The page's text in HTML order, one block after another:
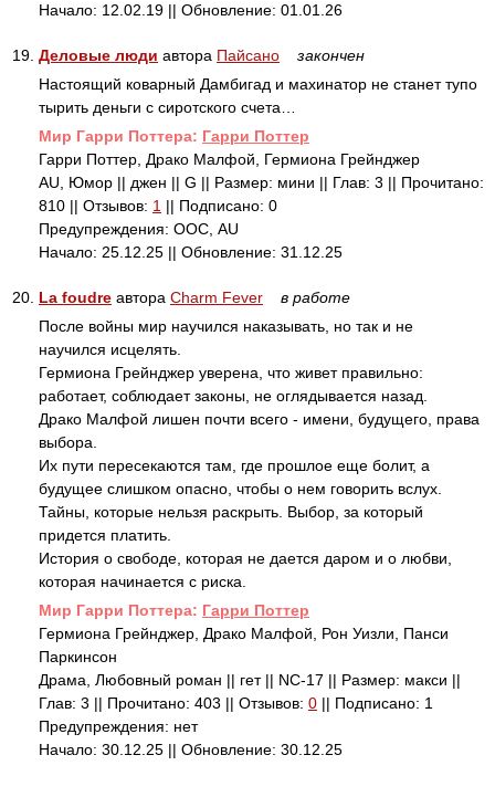
Начало: 12.02.19 || Обновление: 01.01.26
19. Деловые люди автора Пайсано
закончен
Настоящий коварный Дамбигад и махинатор не станет тупо
тырить деньги с сиротского счета…
Mир Гарри Поттера: Гарри Поттер
Гарри Поттер, Драко Малфой, Гермиона Грейнджер
AU, Юмор || джен || G || Размер: мини || Глав: 3 || Прочитано:
810 || Отзывов: 1 || Подписано: 0
Предупреждения: ООС, AU
Начало: 25.12.25 || Обновление: 31.12.25
20. La foudre автора Charm Fever
в работе
После войны мир научился наказывать, но так и не
научился исцелять.
Гермиона Грейнджер уверена, что живет правильно:
работает, соблюдает законы, не оглядывается назад.
Драко Малфой лишен почти всего - имени, будущего, права
выбора.
Их пути пересекаются там, где прошлое еще болит, а
будущее слишком опасно, чтобы о нем говорить вслух.
Тайны, которые нельзя раскрыть. Выбор, за который
придется платить.
История о свободе, которая не дается даром и о любви,
которая начинается с риска.
Mир Гарри Поттера: Гарри Поттер
Гермиона Грейнджер, Драко Малфой, Рон Уизли, Панси
Паркинсон
Драма, Любовный роман || гет || NC-17 || Размер: макси ||
Глав: 3 || Прочитано: 403 || Отзывов: 0 || Подписано: 1
Предупреждения: нет
Начало: 30.12.25 || Обновление: 30.12.25